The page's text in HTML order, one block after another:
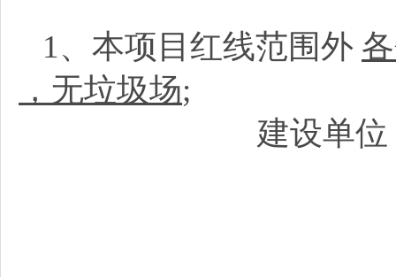
1、本项目红线范围外
，无垃圾场;
建设单位